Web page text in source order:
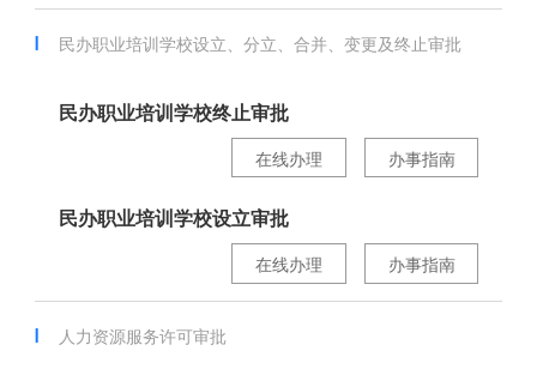
民办职业培训学校设立、分立、合并、变更及终止审批
民办职业培训学校终止审批
办事指南
在线办理
民办职业培训学校设立审批
办事指南
在线办理
人力资源服务许可审批